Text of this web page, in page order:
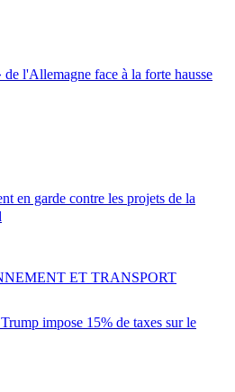
l'Allemagne face à la forte hausse
en garde contre les projets de la
impose 15% de taxes sur le
ET TRANSPORT